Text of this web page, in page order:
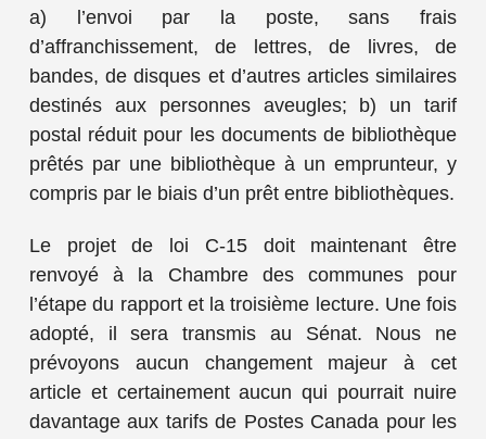
a) l’envoi par la poste, sans frais
d’affranchissement, de lettres, de livres, de
bandes, de disques et d’autres articles similaires
destinés aux personnes aveugles; b) un tarif
postal réduit pour les documents de bibliothèque
prêtés par une bibliothèque à un emprunteur, y
compris par le biais d’un prêt entre bibliothèques.
Le projet de loi C-15 doit maintenant être
renvoyé à la Chambre des communes pour
l’étape du rapport et la troisième lecture. Une fois
adopté, il sera transmis au Sénat. Nous ne
prévoyons aucun changement majeur à cet
article et certainement aucun qui pourrait nuire
davantage aux tarifs de Postes Canada pour les